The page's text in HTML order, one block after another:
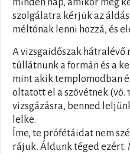
szolgálatra kérjük az
méltónak lenni hozzá, és
A vizsgaidőszak hátralévő
túllátnunk a formán és a
mint akik templomodban
oltatott el a szövétnek (vö.
vizsgázásra, benned
lelke.
Íme, te prófétáidat nem
rájuk. Áldunk téged ezért.